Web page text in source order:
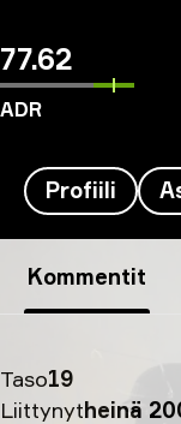
77.62
ADR
Profiili
Kommentit
Taso19
Liittynytheinä